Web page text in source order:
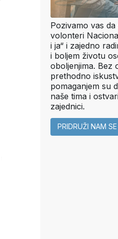
Pozivamo vas
volonteri
i ja“ i zajedno
i boljem životu
oboljenjima. Bez
prethodno
pomaganjem su
naše tima i
zajednici.
PRIDRUŽI NAM SE